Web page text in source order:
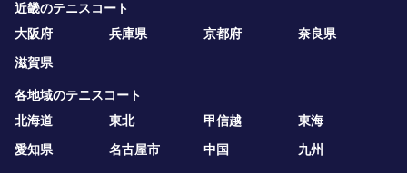
近畿のテニスコート
大阪府
兵庫県 京都府
奈良県
滋賀県
各地域のテニスコート
北海道
東北 甲信越
東海
愛知県
名古屋市 中国 九州